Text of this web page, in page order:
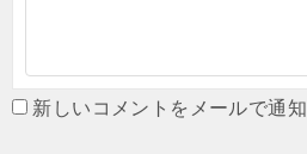
新しいコメントをメールで通知